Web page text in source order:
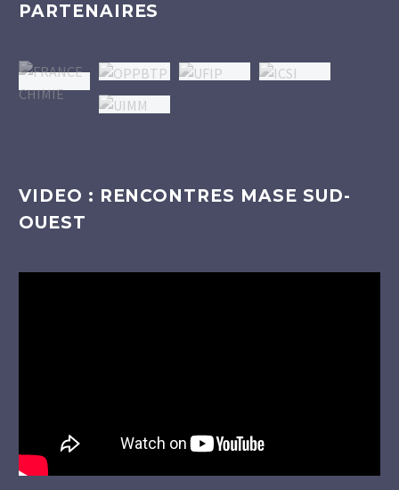
PARTENAIRES
VIDEO : RENCONTRES MASE SUD-
OUEST